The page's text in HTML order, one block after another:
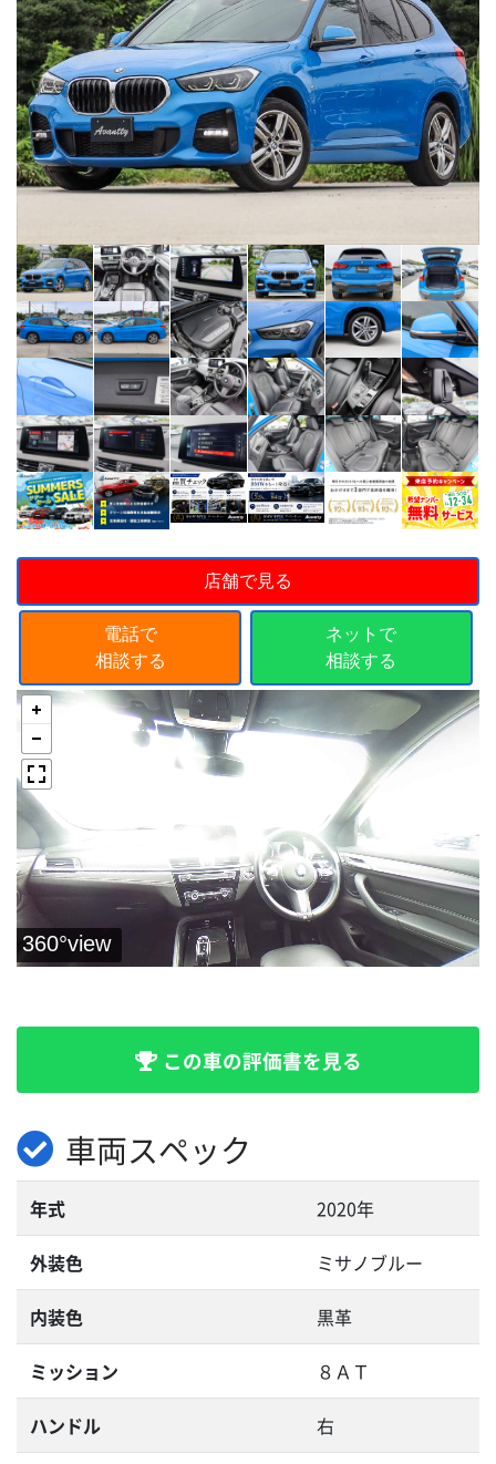
店舗で見る
電話で
相談する
ネットで
相談する
この車の評価書を見る
車両スペック
年式 2020年
外装色 ミサノブルー
内装色 黒革
ミッション ８ＡＴ
ハンドル 右